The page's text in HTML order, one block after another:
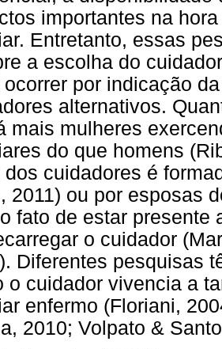
importantes na
Entretanto, essas
a escolha do
ocorrer por indicação
alternativos.
mais mulheres
do que homens
dos cuidadores é
2011) ou por esposas
fato de estar presente
o cuidador
Diferentes pesquisas
o cuidador vivencia a
enfermo (Floriani,
2010; Volpato &